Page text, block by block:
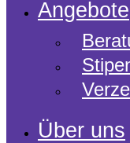
Angebote
Über uns